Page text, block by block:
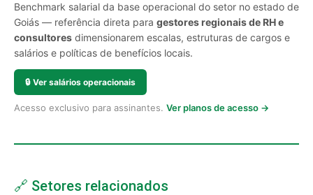
Benchmark salarial da base operacional do setor no estado de
Goiás — referência direta para gestores regionais de RH e
consultores dimensionarem escalas, estruturas de cargos e
salários e políticas de benefícios locais.
🔒 Ver salários operacionais
Acesso exclusivo para assinantes. Ver planos de acesso →
🔗 Setores relacionados